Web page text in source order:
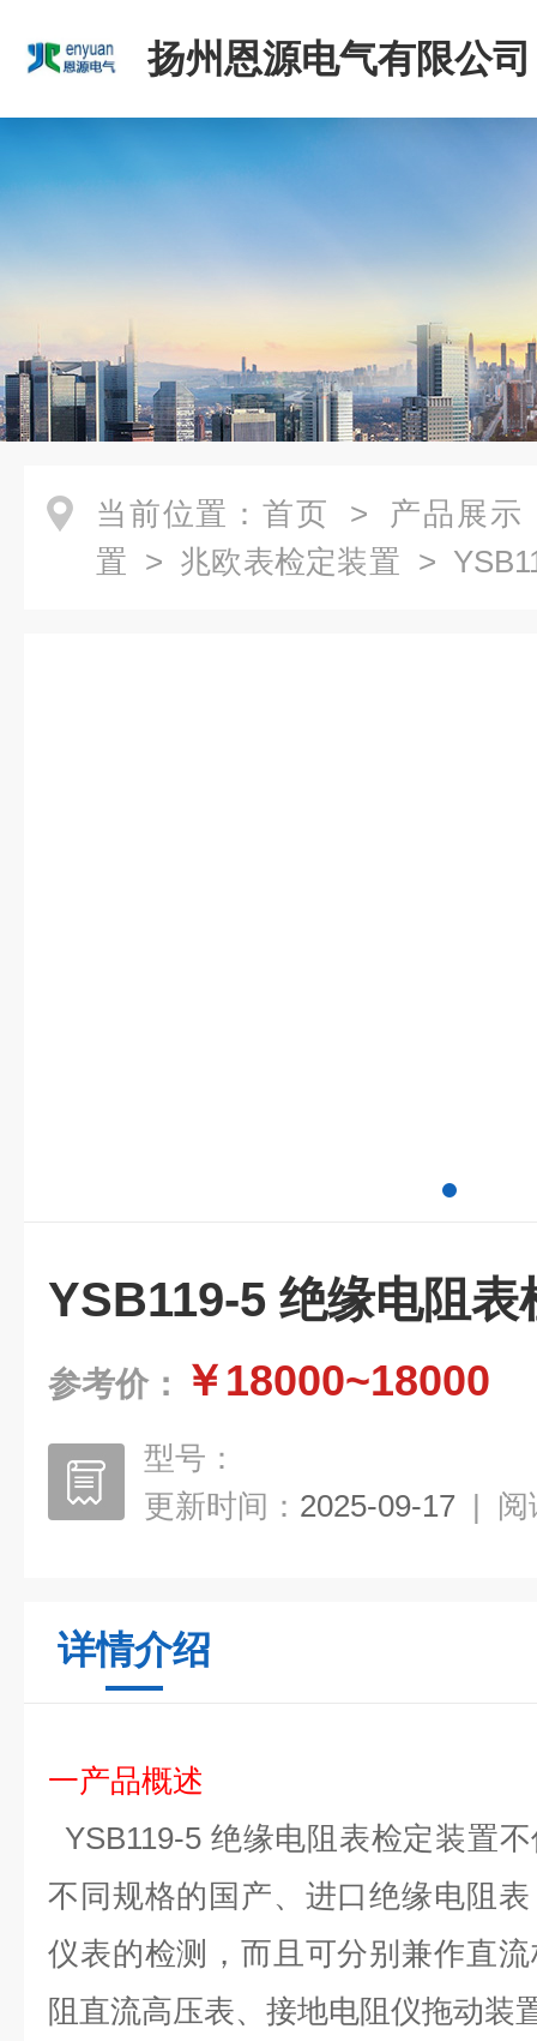
扬州恩源电气有限公司
当前位置： 首页 > 产品展示
置 > 兆欧表检定装置 >
YSB119-5 绝缘电阻表
参考价： ￥18000~18000
型号：
更新时间： 2025-09-17 | 阅
详情介绍
一产品概述
YSB119-5 绝缘电阻表检定装置
不同规格的国产、进口绝缘电阻
仪表的检测，而且可分别兼作直
阻直流高压表、接地电阻仪拖动装